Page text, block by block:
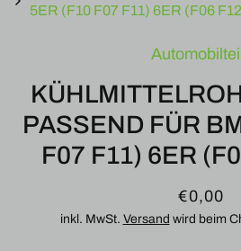
5ER (F10 F07 F11) 6ER (F06
PASSEND FÜR
F07 F11) 6ER
Preis
€0,00
inkl. MwSt. Versand wird beim